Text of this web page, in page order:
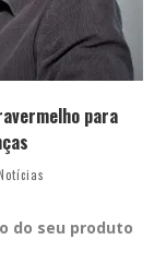
para
do seu produto